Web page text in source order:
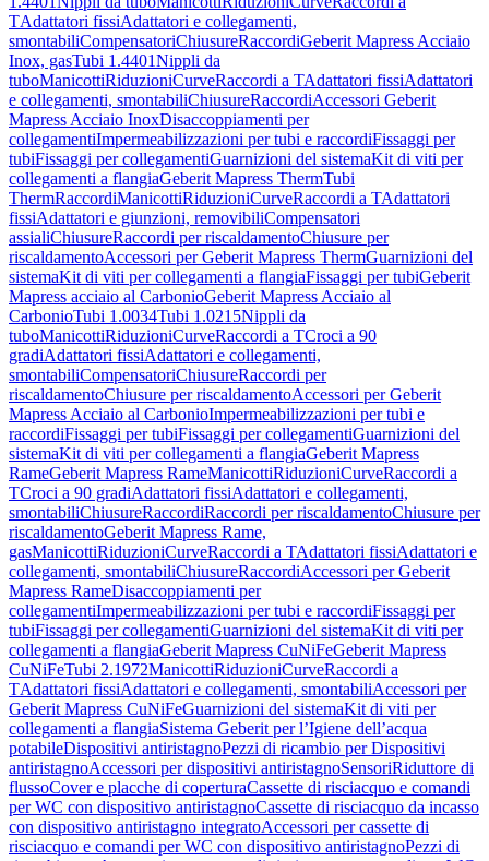
TAdattatori fissiAdattatori e collegamenti,
smontabiliCompensatoriChiusureRaccordiGeberit Mapress Acciaio
Inox, gasTubi 1.4401Nippli da
tuboManicottiRiduzioniCurveRaccordi a TAdattatori fissiAdattatori
e collegamenti, smontabiliChiusureRaccordiAccessori Geberit
Mapress Acciaio InoxDisaccoppiamenti per
collegamentiImpermeabilizzazioni per tubi e raccordiFissaggi per
tubiFissaggi per collegamentiGuarnizioni del sistemaKit di viti per
collegamenti a flangiaGeberit Mapress ThermTubi
ThermRaccordiManicottiRiduzioniCurveRaccordi a TAdattatori
fissiAdattatori e giunzioni, removibiliCompensatori
assialiChiusureRaccordi per riscaldamentoChiusure per
riscaldamentoAccessori per Geberit Mapress ThermGuarnizioni del
sistemaKit di viti per collegamenti a flangiaFissaggi per tubiGeberit
Mapress acciaio al CarbonioGeberit Mapress Acciaio al
CarbonioTubi 1.0034Tubi 1.0215Nippli da
tuboManicottiRiduzioniCurveRaccordi a TCroci a 90
gradiAdattatori fissiAdattatori e collegamenti,
smontabiliCompensatoriChiusureRaccordi per
riscaldamentoChiusure per riscaldamentoAccessori per Geberit
Mapress Acciaio al CarbonioImpermeabilizzazioni per tubi e
raccordiFissaggi per tubiFissaggi per collegamentiGuarnizioni del
sistemaKit di viti per collegamenti a flangiaGeberit Mapress
RameGeberit Mapress RameManicottiRiduzioniCurveRaccordi a
TCroci a 90 gradiAdattatori fissiAdattatori e collegamenti,
smontabiliChiusureRaccordiRaccordi per riscaldamentoChiusure per
riscaldamentoGeberit Mapress Rame,
gasManicottiRiduzioniCurveRaccordi a TAdattatori fissiAdattatori e
collegamenti, smontabiliChiusureRaccordiAccessori per Geberit
Mapress RameDisaccoppiamenti per
collegamentiImpermeabilizzazioni per tubi e raccordiFissaggi per
tubiFissaggi per collegamentiGuarnizioni del sistemaKit di viti per
collegamenti a flangiaGeberit Mapress CuNiFeGeberit Mapress
CuNiFeTubi 2.1972ManicottiRiduzioniCurveRaccordi a
TAdattatori fissiAdattatori e collegamenti, smontabiliAccessori per
Geberit Mapress CuNiFeGuarnizioni del sistemaKit di viti per
collegamenti a flangiaSistema Geberit per l’Igiene dell’acqua
potabileDispositivi antiristagnoPezzi di ricambio per Dispositivi
antiristagnoAccessori per dispositivi antiristagnoSensoriRiduttore di
flussoCover e placche di coperturaCassette di risciacquo e comandi
per WC con dispositivo antiristagnoCassette di risciacquo da incasso
con dispositivo antiristagno integratoAccessori per cassette di
risciacquo e comandi per WC con dispositivo antiristagnoPezzi di